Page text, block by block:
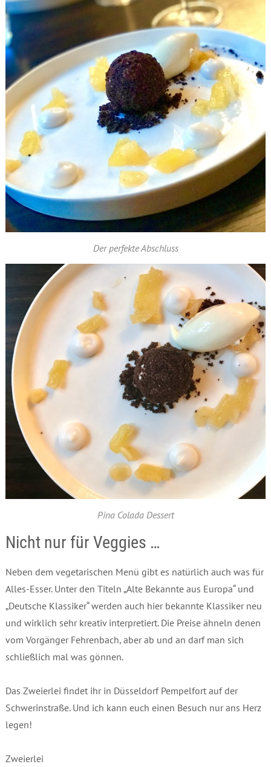
Der perfekte Abschluss
Pina Colada Dessert
Nicht nur für Veggies …
Neben dem vegetarischen Menü gibt es natürlich auch was für
Alles-Esser. Unter den Titeln „Alte Bekannte aus Europa“ und
„Deutsche Klassiker“ werden auch hier bekannte Klassiker neu
und wirklich sehr kreativ interpretiert. Die Preise ähneln denen
vom Vorgänger Fehrenbach, aber ab und an darf man sich
schließlich mal was gönnen.
Das Zweierlei findet ihr in Düsseldorf Pempelfort auf der
Schwerinstraße. Und ich kann euch einen Besuch nur ans Herz
legen!
Zweierlei